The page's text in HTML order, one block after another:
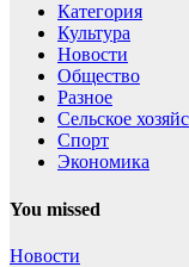
Категория
Культура
Новости
Общество
Разное
Сельское
Спорт
Экономика
You missed
Новости